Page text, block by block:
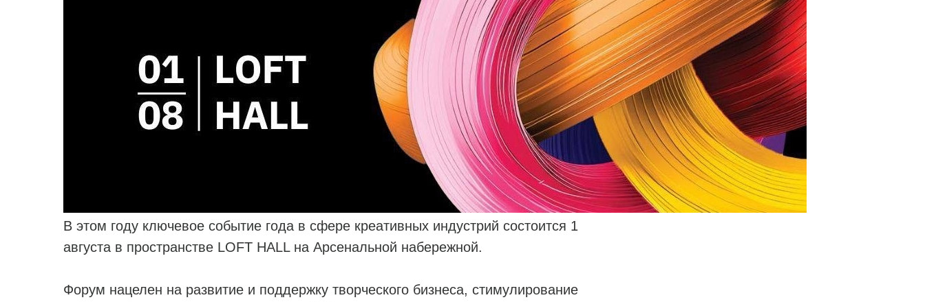
В этом году ключевое событие года в сфере креативных индустрий состоится 1
августа в пространстве LOFT HALL на Арсенальной набережной.
Форум нацелен на развитие и поддержку творческого бизнеса, стимулирование